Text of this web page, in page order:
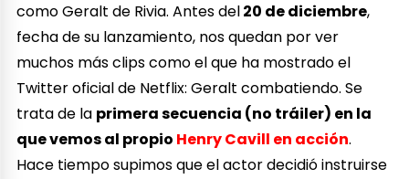
como Geralt de Rivia. Antes del20 de diciembre,
fecha de su lanzamiento, nos quedan por ver
muchos más clips como el que ha mostrado el
Twitter oficial de Netflix: Geralt combatiendo. Se
trata de la primera secuencia (no tráiler) en la
que vemos al propio Henry Cavill en acción.
Hace tiempo supimos que el actor decidió instruirse